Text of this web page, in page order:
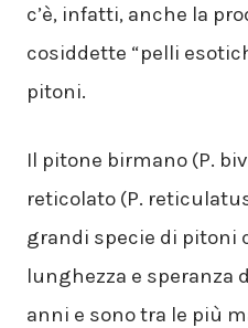
c’è, infatti, anche la
cosiddette “pelli
pitoni.
Il pitone birmano (P.
reticolato (P.
grandi specie di pitoni
lunghezza e speranza
anni e sono tra le più